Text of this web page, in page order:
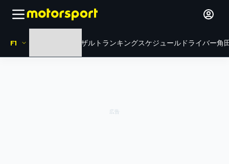
F1 リザルト ランキングスケジュール ドライバー角